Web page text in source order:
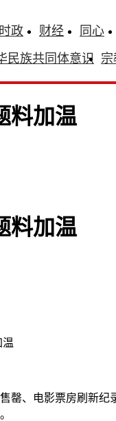
时政 财经 同心
民族共同体意识
宗
料加温
料加温
温
、电影票房刷新纪